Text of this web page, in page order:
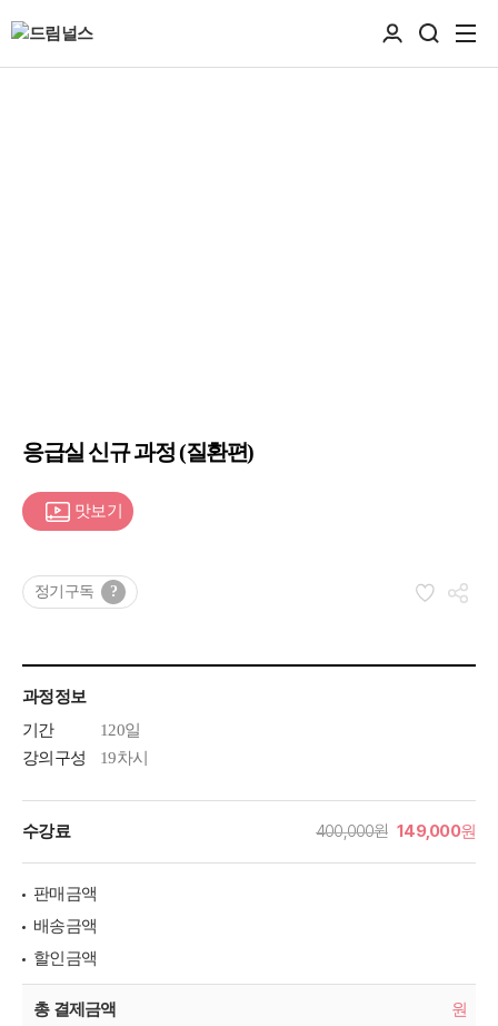
응급실 신규 과정 (질환편)
맛보기
정기구독 ?
과정정보
기간
120일
강의구성
19차시
수강료 400,000원 149,000원
판매금액
배송금액
할인금액
총 결제금액 원